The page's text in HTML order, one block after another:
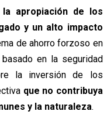
apropiación de los
y un alto impacto
de ahorro forzoso en
en la seguridad
la inversión de los
que no contribuya
y la naturaleza.